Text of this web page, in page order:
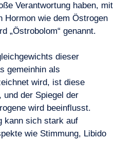
Verantwortung haben, mit
Hormon wie dem Östrogen
„Östrobolom“ genannt.
dieser
gemeinhin als
wird, ist diese
und der Spiegel der
wird beeinflusst.
kann sich stark auf
wie Stimmung, Libido